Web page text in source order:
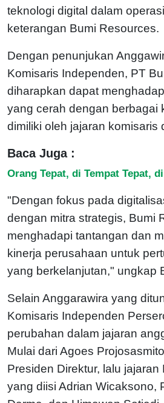
teknologi digital dalam
keterangan Bumi Resources.
Dengan penunjukan
Komisaris Independen, PT
diharapkan dapat
yang cerah dengan berbagai
dimiliki oleh jajaran komisaris
Baca Juga :
Orang Tepat, di Tempat Tepat,
"Dengan fokus pada
dengan mitra strategis, Bumi
menghadapi tantangan dan
kinerja perusahaan untuk
yang berkelanjutan," ungkap
Selain Anggarawira yang
Komisaris Independen
perubahan dalam jajaran
Mulai dari Agoes
Presiden Direktur, lalu jajaran
yang diisi Adrian Wicaksono,